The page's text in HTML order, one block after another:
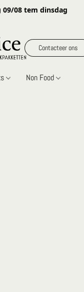
09/08 tem dinsdag
Contacteer ons
Non Food